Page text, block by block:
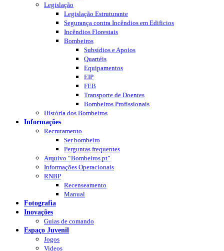
Legislação
Legislação Estruturante
Segurança contra Incêndios em Edificios
Incêndios Florestais
Bombeiros
Subsídios e Apoios
Quartéis
Equipamentos
EIP
FEB
Transporte de Doentes
Bombeiros Profissionais
História dos Bombeiros
Informações
Recrutamento
Ser bombeiro
Perguntas frequentes
Arquivo “Bombeiros.pt”
Informações Operacionais
RNBP
Recenseamento
Manual
Fotografia
Inovações
Guias de comando
Espaço Juvenil
Jogos
Videos